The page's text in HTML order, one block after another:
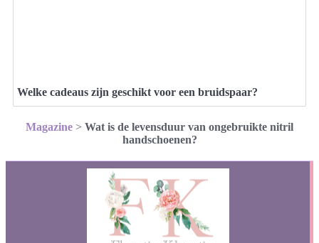
Welke cadeaus zijn geschikt voor een bruidspaar?
Magazine > Wat is de levensduur van ongebruikte nitril
handschoenen?